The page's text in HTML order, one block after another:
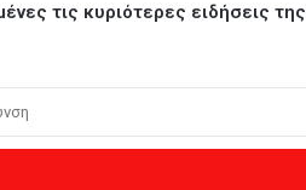
τις κυριότερες ειδήσεις της